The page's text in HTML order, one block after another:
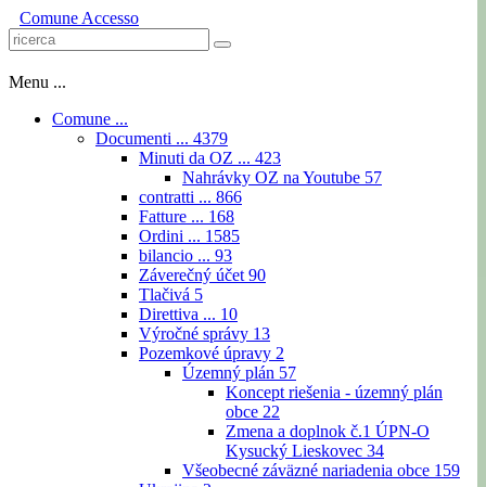
Comune Accesso
Menu ...
Comune ...
Documenti ... 4379
Minuti da OZ ... 423
Nahrávky OZ na Youtube 57
contratti ... 866
Fatture ... 168
Ordini ... 1585
bilancio ... 93
Záverečný účet 90
Tlačivá 5
Direttiva ... 10
Výročné správy 13
Pozemkové úpravy 2
Územný plán 57
Koncept riešenia - územný plán
obce 22
Zmena a doplnok č.1 ÚPN-O
Kysucký Lieskovec 34
Všeobecné záväzné nariadenia obce 159